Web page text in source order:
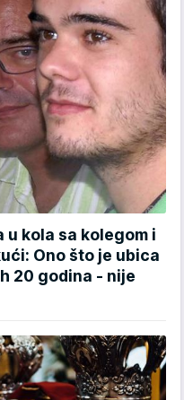
kola sa kolegom i
Ono što je ubica
20 godina - nije